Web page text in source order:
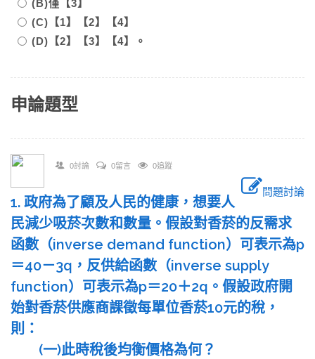
(B)僅【3】
(C)【1】【2】【4】
(D)【2】【3】【4】。
申論題型
0討論 0留言 0追蹤
問題討論
1. 政府為了顧及人民的健康，想要人
民減少吸菸次數和數量。假設對香菸的反需求
函數（inverse demand function）可表示為p
＝40－3q，反供給函數（inverse supply
function）可表示為p＝20＋2q。假設政府開
始對香菸供應商課徵每單位香菸10元的稅，
則：
(一)此時稅後均衡價格為何？